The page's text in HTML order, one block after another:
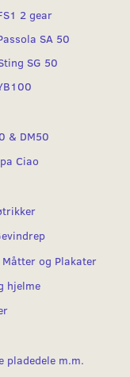
2 gear
SA 50
SG 50
& DM50
Ciao
og Plakater
hjelme
pladedele m.m.